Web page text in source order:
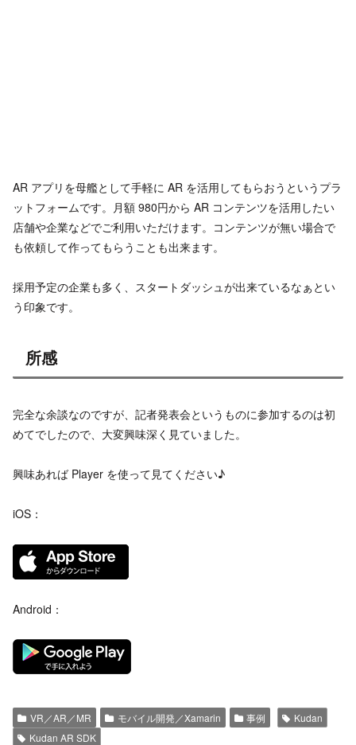
AR アプリを母艦として手軽に AR を活用してもらおうというプラ
ットフォームです。月額 980円から AR コンテンツを活用したい
店舗や企業などでご利用いただけます。コンテンツが無い場合で
も依頼して作ってもらうことも出来ます。
採用予定の企業も多く、スタートダッシュが出来ているなぁとい
う印象です。
所感
完全な余談なのですが、記者発表会というものに参加するのは初
めてでしたので、大変興味深く見ていました。
興味あれば Player を使って見てください♪
iOS：
Android：
VR／AR／MR モバイル開発／Xamarin 事例
Kudan
Kudan AR SDK